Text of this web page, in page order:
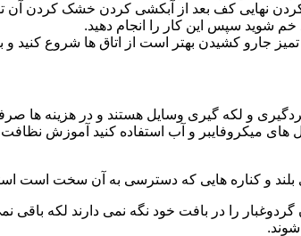
نهایی کف بعد از آبکشی کردن خشک کردن آن
شوید سپس این کار را انجام دهید.
جارو کشیدن بهتر است از اتاق ها شروع کنید و
و لکه گیری وسایل هستند و در هزینه ها
های میکروفایبر و آب استفاده کنید آموزش
را در بافت خود نگه نمی دارند لکه